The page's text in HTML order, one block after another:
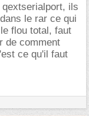
ils
le rar ce qui
flou total, faut
de comment
ce qu'il faut